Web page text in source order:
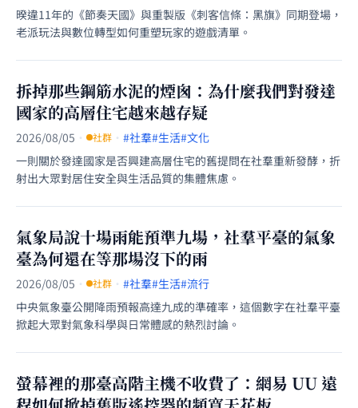
暌違11年的《節奏天國》與重製版《刺客信條：黑旗》同期登場，
老派玩法與數位轉型如何重塑玩家的遊戲清單。
拆掉那些鋼筋水泥的煙囪：為什麼我們對發達
國家的高層住宅越來越存疑
2026/08/05 · 社群 · #社羣#生活#文化
一則關於發達國家是否興建高層住宅的舊提問在社羣重新發酵，折
射出大眾對居住安全與生活品質的集體焦慮。
氣象局說十場雨能預準九場，社羣平臺的氣象
臺為何還在等那場沒下的雨
2026/08/05 · 社群 · #社羣#生活#流行
中央氣象臺公開降雨預報高達九成的準確率，這個數字在社羣平臺
掀起大眾對氣象科學與日常體感的熱烈討論。
螢幕裡的那臺高階主機不收費了：網易 UU 遠